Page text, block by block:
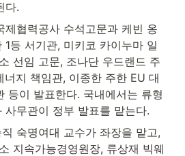
다.
제협력공사 수석고문과 케빈 옹
등 서기관, 미키코 카이누마 일
선임 고문, 조나단 우드랜드 주
너지 책임관, 이종한 주한 EU 대
등이 발표한다. 국내에서는 류형
사무관이 정부 발표를 맡는다.
숙명여대 교수가 좌장을 맡고,
지속가능경영원장, 류상재 빅웨